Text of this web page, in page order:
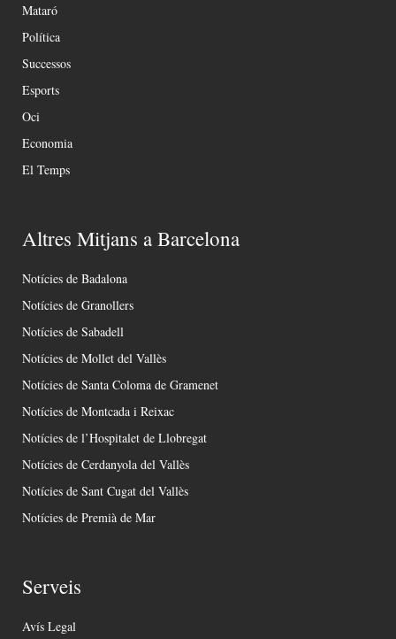
Mataró
Política
Successos
Esports
Oci
Economia
El Temps
Altres Mitjans a Barcelona
Notícies de Badalona
Notícies de Granollers
Notícies de Sabadell
Notícies de Mollet del Vallès
Notícies de Santa Coloma de Gramenet
Notícies de Montcada i Reixac
Notícies de l’Hospitalet de Llobregat
Notícies de Cerdanyola del Vallès
Notícies de Sant Cugat del Vallès
Notícies de Premià de Mar
Serveis
Avís Legal